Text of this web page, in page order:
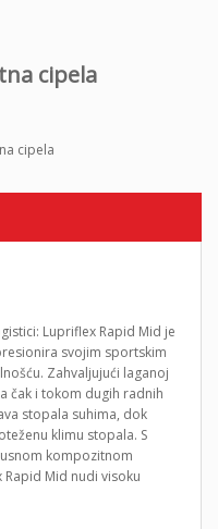
cipela
cipela
Lupriflex Rapid Mid je
svojim sportskim
Zahvaljujući laganoj
čak i tokom dugih radnih
stopala suhima, dok
klimu stopala. S
kompozitnom
Rapid Mid nudi visoku